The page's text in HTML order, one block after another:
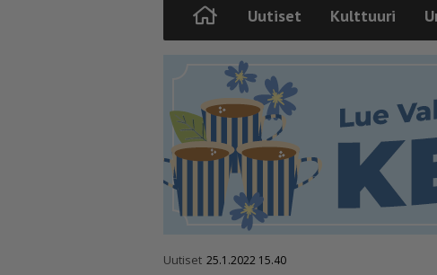
Uutiset Kulttuuri
Uutiset 25.1.2022 15.40